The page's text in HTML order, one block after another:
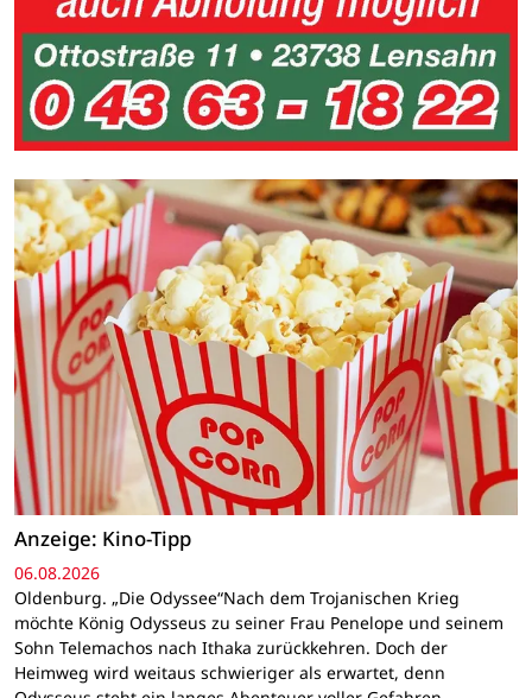
Anzeige: Kino-Tipp
06.08.2026
Oldenburg. „Die Odyssee“Nach dem Trojanischen Krieg
möchte König Odysseus zu seiner Frau Penelope und seinem
Sohn Telemachos nach Ithaka zurückkehren. Doch der
Heimweg wird weitaus schwieriger als erwartet, denn